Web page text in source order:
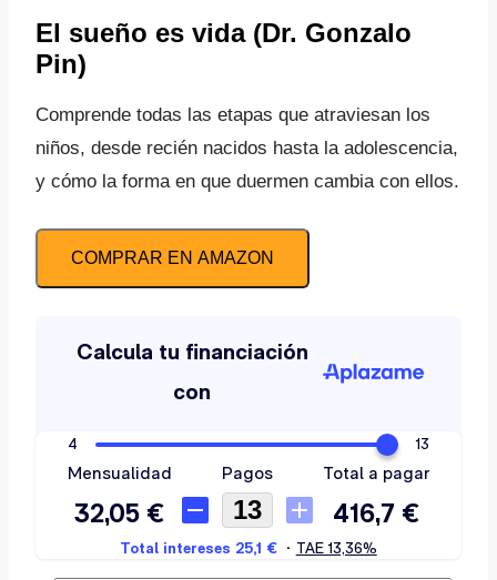
El sueño es vida (Dr. Gonzalo
Pin)
Comprende todas las etapas que atraviesan los
niños, desde recién nacidos hasta la adolescencia,
y cómo la forma en que duermen cambia con ellos.
COMPRAR EN AMAZON
Nombre de usuario o correo electrónico